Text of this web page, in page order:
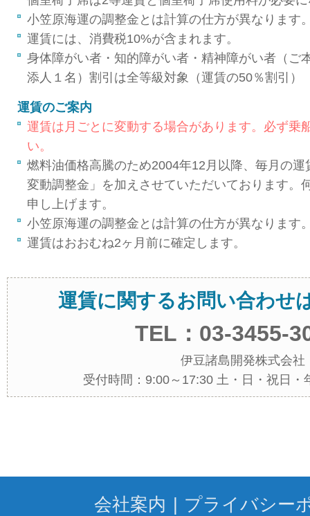
小笠原海運の調整金とは計算の仕方が異なります
運賃には、消費税10%が含まれます。
身体障がい者・知的障がい者・精神障がい者（ご
添人１名）割引は全等級対象（運賃の50％割引）
運賃のご案内
運賃は月ごとに変動する場合があります。必ず乗
い。
燃料油価格高騰のため2004年12月以降、毎月の
変動調整金」を加えさせていただいております。
申し上げます。
小笠原海運の調整金とは計算の仕方が異なります
運賃はおおむね2ヶ月前に確定します。
運賃に関するお問い合わせ
TEL：03-3455-
伊豆諸島開発株式会社
受付時間：9:00～17:30 土・日・祝日・
会社案内
プライバシー